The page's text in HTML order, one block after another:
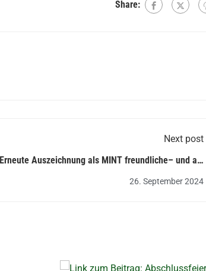
Share:
Next post
Erneute Auszeichnung als MINT freundliche– und als
Digitale Schule
26. September 2024